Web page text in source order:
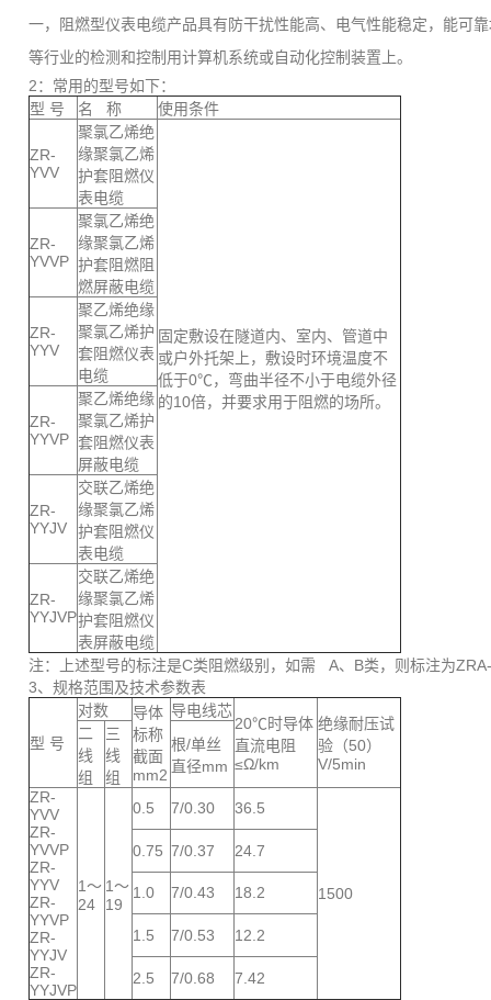
一，阻燃型仪表电缆产品具有防干扰性能高、电气性能稳定，能可
等行业的检测和控制用计算机系统或自动化控制装置上。
2：常用的型号如下：
型 号
名 称 使用条件
ZR-
YVV
聚氯乙烯绝
缘聚氯乙烯
护套阻燃仪
表电缆
固定敷设在隧道内、室内、管道中
或户外托架上，敷设时环境温度不
低于0℃，弯曲半径不小于电缆外径
的10倍，并要求用于阻燃的场所。
ZR-
YVVP
聚氯乙烯绝
缘聚氯乙烯
护套阻燃阻
燃屏蔽电缆
ZR-
YYV
聚乙烯绝缘
聚氯乙烯护
套阻燃仪表
电缆
ZR-
YYVP
聚乙烯绝缘
聚氯乙烯护
套阻燃仪表
屏蔽电缆
ZR-
YYJV
交联乙烯绝
缘聚氯乙烯
护套阻燃仪
表电缆
ZR-
YYJVP
交联乙烯绝
缘聚氯乙烯
护套阻燃仪
表屏蔽电缆
注：上述型号的标注是C类阻燃级别，如需 A、B类，则标注为
3、规格范围及技术参数表
型 号
对数
导体
标称
截面
mm2
导电线芯
20℃时导体
直流电阻
≤Ω/km
绝缘耐压试
验（50）
V/5min
二
线
组
三
线
组
根/单丝
直径mm
ZR-
YVV
ZR-
YVVP
ZR-
YYV
ZR-
YYVP
ZR-
YYJV
ZR-
YYJVP
1～
24
1～
19
0.5 7/0.30 36.5
1500
0.75 7/0.37 24.7
1.0 7/0.43 18.2
1.5 7/0.53 12.2
2.5 7/0.68
7.42